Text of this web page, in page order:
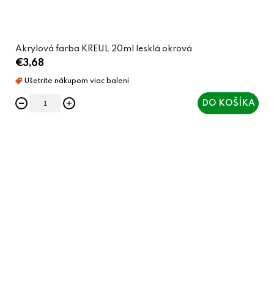
Akrylová farba KREUL 20ml lesklá okrová
€3,68
DO KOŠÍKA